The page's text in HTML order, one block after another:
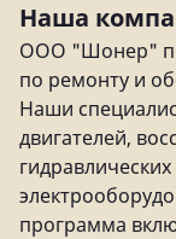
Наша
ООО "Шонер"
по ремонту и
Наши
двигателей,
программа